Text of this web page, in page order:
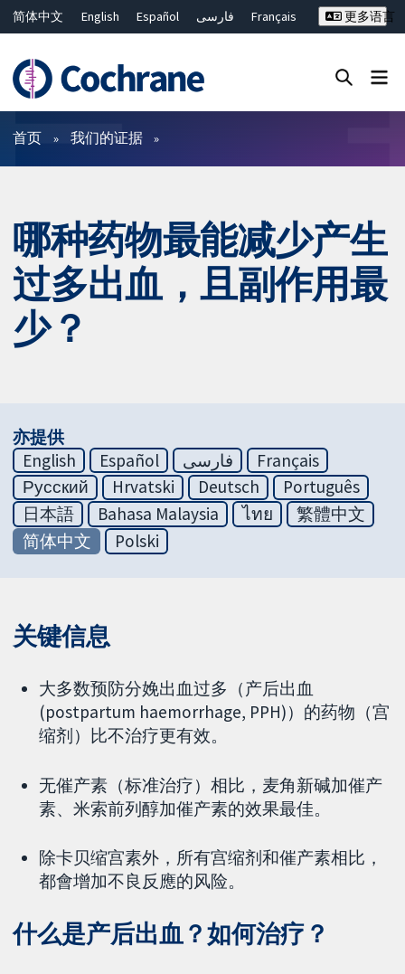
简体中文 English Español فارسی
Français
ไทย
繁體中文
更多语言
过滤
首页 我们的证据
哪种药物最能减少产生
过多出血，且副作用最
少？
亦提供
English
Español فارسی
Français
Русский
Hrvatski Deutsch
Português
日本語
Bahasa Malaysia ไทย
繁體中文
简体中文
Polski
关键信息
大多数预防分娩出血过多（产后出血
(postpartum haemorrhage, PPH)）的药物（宫
缩剂）比不治疗更有效。
无催产素（标准治疗）相比，麦角新碱加催产
素、米索前列醇加催产素的效果最佳。
除卡贝缩宫素外，所有宫缩剂和催产素相比，
都會增加不良反應的风险。
什么是产后出血？如何治疗？